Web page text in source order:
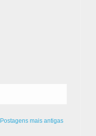
Postagens mais antigas